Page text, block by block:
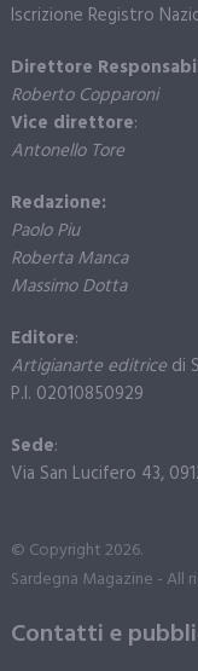
Iscrizione Registro
Direttore
Roberto Copparoni
Vice direttore:
Antonello Tore
Redazione:
Paolo Piu
Roberta Manca
Massimo Dotta
Editore:
Artigianarte editricedi
P.I. 02010850929
Sede:
Via San Lucifero 43,
© Copyright 2026.
Sardegna Magazine - All
Contatti e